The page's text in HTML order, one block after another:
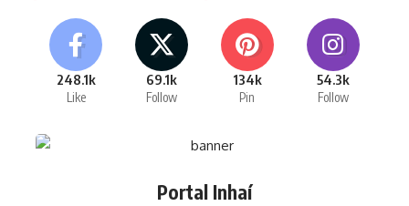
248.1k
Like
69.1k
Follow
134k
Pin
54.3k
Follow
Portal Inhaí